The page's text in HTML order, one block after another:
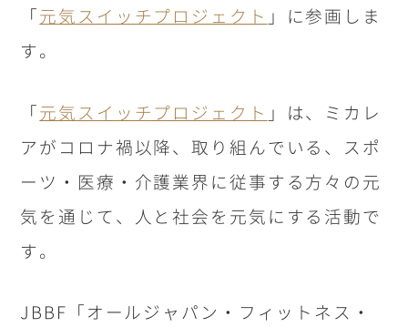
「元気スイッチプロジェクト 」に参画しま
す。
「元気スイッチプロジェクト 」は、ミカレ
アがコロナ禍以降、取り組んでいる、スポ
ーツ・医療・介護業界に従事する方々の元
気を通じて、人と社会を元気にする活動で
す。
JBBF「オールジャパン・フィットネス・